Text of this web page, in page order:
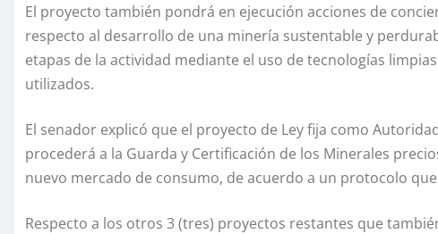
El proyecto también pondrá en ejecución acciones de
respecto al desarrollo de una minería sustentable y
etapas de la actividad mediante el uso de tecnologías
utilizados.
El senador explicó que el proyecto de Ley fija como
procederá a la Guarda y Certificación de los Minerales
nuevo mercado de consumo, de acuerdo a un protocolo
Respecto a los otros 3 (tres) proyectos restantes que